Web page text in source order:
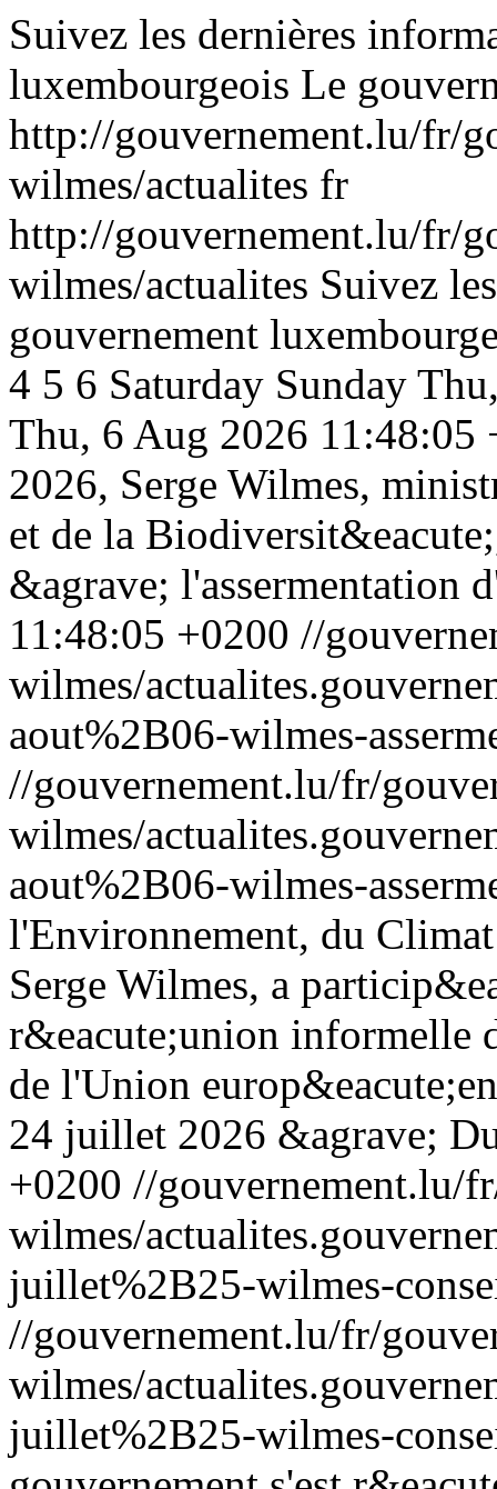
Suivez les dernières
luxembourgeois Le
http://gouvernement.lu/fr/
wilmes/actualites fr
http://gouvernement.lu/fr/
wilmes/actualites Suivez
gouvernement
4 5 6 Saturday Sunday
Thu, 6 Aug 2026 11:48:05
2026, Serge Wilmes,
et de la
&agrave; l'assermentation
11:48:05 +0200 //
wilmes/
aout%2B06-wilmes-
//gouvernement.lu/fr/
wilmes/
aout%2B06-wilmes-
l'Environnement, du
Serge Wilmes, a
r&eacute;union informelle
de l'Union
24 juillet 2026 &agrave;
+0200 //gouvernement.lu/
wilmes/
juillet%2B25-wilmes-
//gouvernement.lu/fr/
wilmes/
juillet%2B25-wilmes-